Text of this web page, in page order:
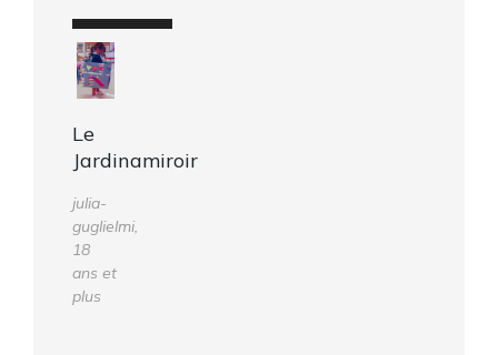
Le
Jardinamiroir
julia-
guglielmi,
18
ans et
plus